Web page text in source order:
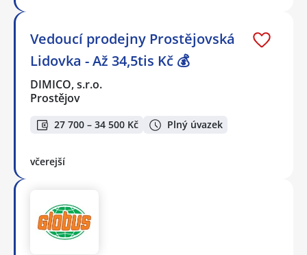
Vedoucí prodejny Prostějovská
Lidovka - Až 34,5tis Kč 💰
DIMICO, s.r.o.
Prostějov
27 700 – 34 500 Kč Plný úvazek
včerejší